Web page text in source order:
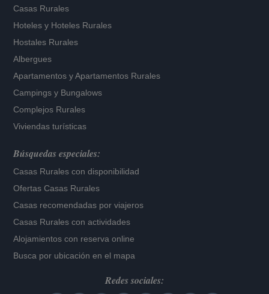
Casas Rurales
Hoteles y Hoteles Rurales
Hostales Rurales
Albergues
Apartamentos yApartamentos Rurales
Campings y Bungalows
Complejos Rurales
Viviendas turísticas
Búsquedas especiales:
Casas Rurales con disponibilidad
Ofertas Casas Rurales
Casas recomendadas por viajeros
Casas Rurales con actividades
Alojamientos con reserva online
Busca por ubicación en el mapa
Redes sociales: